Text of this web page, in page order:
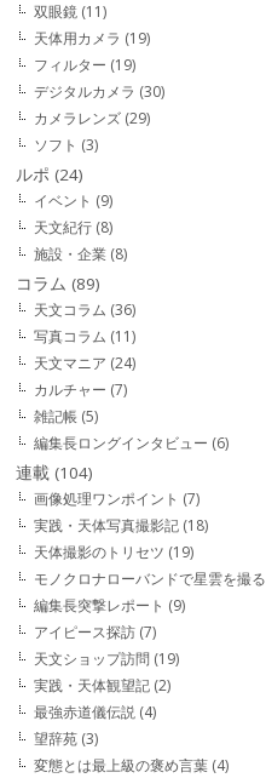
双眼鏡 (11)
天体用カメラ (19)
フィルター (19)
デジタルカメラ (30)
カメラレンズ (29)
ソフト (3)
ルポ (24)
イベント (9)
天文紀行 (8)
施設・企業 (8)
コラム (89)
天文コラム (36)
写真コラム (11)
天文マニア (24)
カルチャー (7)
雑記帳 (5)
編集長ロングインタビュー (6)
連載 (104)
画像処理ワンポイント (7)
実践・天体写真撮影記 (18)
天体撮影のトリセツ (19)
モノクロナローバンドで星雲を撮る
編集長突撃レポート (9)
アイピース探訪 (7)
天文ショップ訪問 (19)
実践・天体観望記 (2)
最強赤道儀伝説 (4)
望辞苑 (3)
変態とは最上級の褒め言葉 (4)